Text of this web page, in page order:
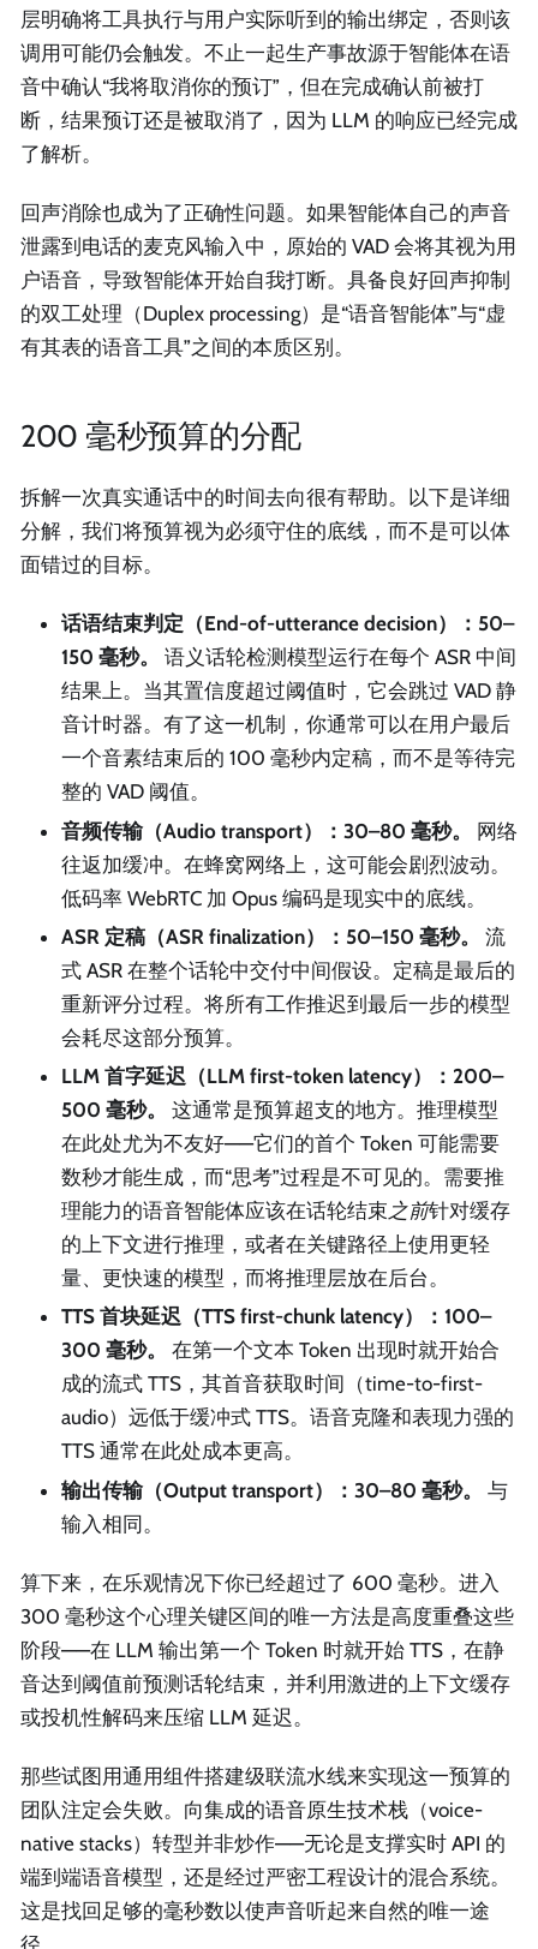
层明确将工具执行与用户实际听到的输出绑定，否则该
调用可能仍会触发。不止一起生产事故源于智能体在语
音中确认“我将取消你的预订”，但在完成确认前被打
断，结果预订还是被取消了，因为 LLM 的响应已经完成
了解析。
回声消除也成为了正确性问题。如果智能体自己的声音
泄露到电话的麦克风输入中，原始的 VAD 会将其视为用
户语音，导致智能体开始自我打断。具备良好回声抑制
的双工处理（Duplex processing）是“语音智能体”与“虚
有其表的语音工具”之间的本质区别。
200 毫秒预算的分配
拆解一次真实通话中的时间去向很有帮助。以下是详细
分解，我们将预算视为必须守住的底线，而不是可以体
面错过的目标。
话语结束判定（End-of-utterance decision）：50–
150 毫秒。
语义话轮检测模型运行在每个 ASR 中间
结果上。当其置信度超过阈值时，它会跳过 VAD 静
音计时器。有了这一机制，你通常可以在用户最后
一个音素结束后的 100 毫秒内定稿，而不是等待完
整的 VAD 阈值。
音频传输（Audio transport）：30–80 毫秒。
网络
往返加缓冲。在蜂窝网络上，这可能会剧烈波动。
低码率 WebRTC 加 Opus 编码是现实中的底线。
ASR 定稿（ASR finalization）：50–150 毫秒。
流
式 ASR 在整个话轮中交付中间假设。定稿是最后的
重新评分过程。将所有工作推迟到最后一步的模型
会耗尽这部分预算。
LLM 首字延迟（LLM first-token latency）：200–
500 毫秒。
这通常是预算超支的地方。推理模型
在此处尤为不友好——它们的首个 Token 可能需要
数秒才能生成，而“思考”过程是不可见的。需要推
理能力的语音智能体应该在话轮结束之前针对缓存
的上下文进行推理，或者在关键路径上使用更轻
量、更快速的模型，而将推理层放在后台。
TTS 首块延迟（TTS first-chunk latency）：100–
300 毫秒。
在第一个文本 Token 出现时就开始合
成的流式 TTS，其首音获取时间（time-to-first-
audio）远低于缓冲式 TTS。语音克隆和表现力强的
TTS 通常在此处成本更高。
输出传输（Output transport）：30–80 毫秒。
与
输入相同。
算下来，在乐观情况下你已经超过了 600 毫秒。进入
300 毫秒这个心理关键区间的唯一方法是高度重叠这些
阶段——在 LLM 输出第一个 Token 时就开始 TTS，在静
音达到阈值前预测话轮结束，并利用激进的上下文缓存
或投机性解码来压缩 LLM 延迟。
那些试图用通用组件搭建级联流水线来实现这一预算的
团队注定会失败。向集成的语音原生技术栈（voice-
native stacks）转型并非炒作——无论是支撑实时 API 的
端到端语音模型，还是经过严密工程设计的混合系统。
这是找回足够的毫秒数以使声音听起来自然的唯一途